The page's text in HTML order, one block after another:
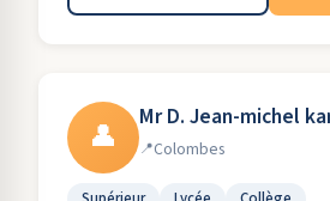
👤 Mr D. Jean-michel
Colombes